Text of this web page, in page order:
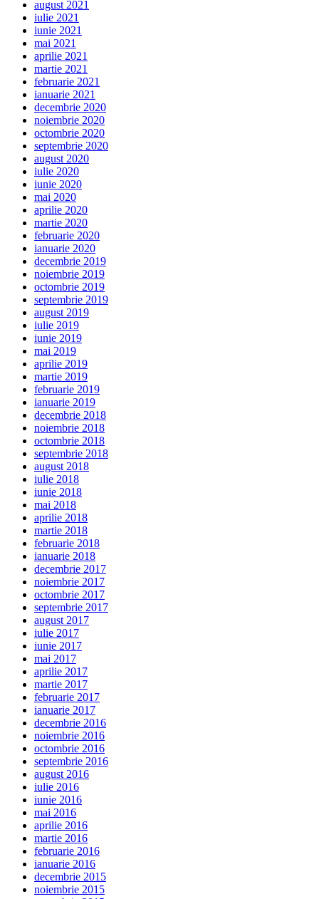
august 2021
iulie 2021
iunie 2021
mai 2021
aprilie 2021
martie 2021
februarie 2021
ianuarie 2021
decembrie 2020
noiembrie 2020
octombrie 2020
septembrie 2020
august 2020
iulie 2020
iunie 2020
mai 2020
aprilie 2020
martie 2020
februarie 2020
ianuarie 2020
decembrie 2019
noiembrie 2019
octombrie 2019
septembrie 2019
august 2019
iulie 2019
iunie 2019
mai 2019
aprilie 2019
martie 2019
februarie 2019
ianuarie 2019
decembrie 2018
noiembrie 2018
octombrie 2018
septembrie 2018
august 2018
iulie 2018
iunie 2018
mai 2018
aprilie 2018
martie 2018
februarie 2018
ianuarie 2018
decembrie 2017
noiembrie 2017
octombrie 2017
septembrie 2017
august 2017
iulie 2017
iunie 2017
mai 2017
aprilie 2017
martie 2017
februarie 2017
ianuarie 2017
decembrie 2016
noiembrie 2016
octombrie 2016
septembrie 2016
august 2016
iulie 2016
iunie 2016
mai 2016
aprilie 2016
martie 2016
februarie 2016
ianuarie 2016
decembrie 2015
noiembrie 2015